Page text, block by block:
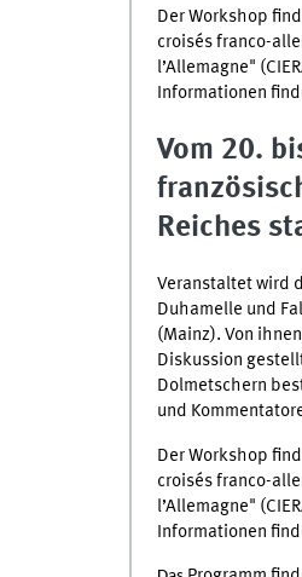
Der Workshop
croisés franco-
l’Allemagne"
Informationen
Vom 20.
Reiches
Veranstaltet wird
Duhamelle und
(Mainz). Von
Diskussion
Dolmetschern
und
Der Workshop
croisés franco-
l’Allemagne"
Informationen